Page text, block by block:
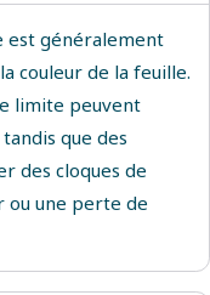
est généralement
couleur de la feuille.
limite peuvent
que des
des cloques de
ou une perte de